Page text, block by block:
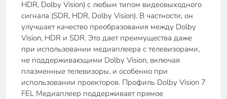
HDR, Dolby Vision) с любым типом видеовыходного
сигнала (SDR, HDR, Dolby Vision). В частности, он
улучшает качество преобразования между Dolby
Vision, HDR и SDR. Это дает преимущества даже
при использовании медиаплеера с телевизорами,
не поддерживающими Dolby Vision, включая
плазменные телевизоры, и особенно при
использовании проекторов. Профиль Dolby Vision 7
FEL Медиаплеер поддерживает прямое